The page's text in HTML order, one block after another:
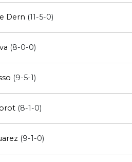
Dern (11-5-0)
(8-0-0)
(9-5-1)
(8-1-0)
(9-1-0)